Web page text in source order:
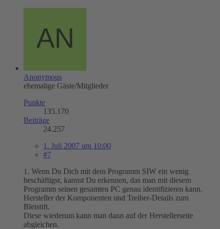
Anonymous
ehemalige Gäste/Mitglieder
Punkte
135.170
Beiträge
24.257
1. Juli 2007 um 10:00
#7
1. Wenn Du Dich mit dem Programm SIW ein wenig
beschäftigst, kannst Du erkennen, das man mit diesem
Programm seinen gesamten PC genau identifizieren kann.
Hersteller der Komponenten und Treiber-Details zum
Bleistift.
Diese wiederum kann man dann auf der Herstellerseite
abgleichen.